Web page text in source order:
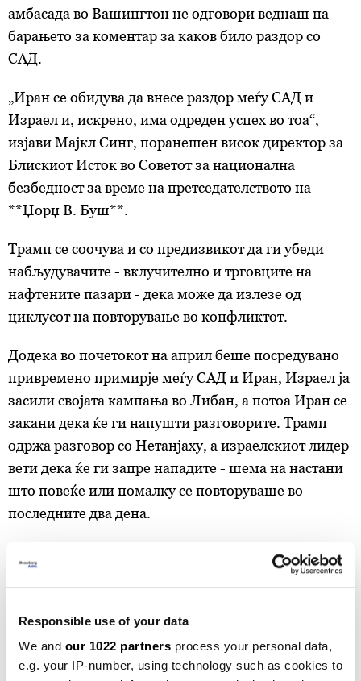
Responsible use of your data
We and our 1022 partners process your personal data,
e.g. your IP-number, using technology such as cookies to
амбасада во Вашингтон не одговори веднаш на
барањето за коментар за каков било раздор со
САД.
„Иран се обидува да внесе раздор меѓу САД и
Израел и, искрено, има одреден успех во тоа“,
изјави Мајкл Синг, поранешен висок директор за
Блискиот Исток во Советот за национална
безбедност за време на претседателството на
**Џорџ В. Буш**.
Трамп се соочува и со предизвикот да ги убеди
набљудувачите - вклучително и трговците на
нафтените пазари - дека може да излезе од
циклусот на повторување во конфликтот.
Додека во почетокот на април беше посредувано
привремено примирје меѓу САД и Иран, Израел ја
засили својата кампања во Либан, а потоа Иран се
закани дека ќе ги напушти разговорите. Трамп
одржа разговор со Нетанјаху, а израелскиот лидер
вети дека ќе ги запре нападите - шема на настани
што повеќе или помалку се повторуваше во
последните два дена.
Американските и иранските преговарачи се
соочуваат со уште неколку критични прашања,
Ормускиот теснец, иднината на иранските
средства замрзнати во странство и опсегот на
какви било пошироки регионални безбедносни